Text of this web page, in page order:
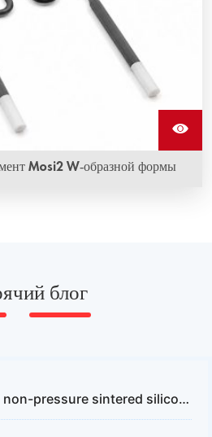
Mosi2 W-образной формы
при очень высоких
блог
silicon carbide and reactive sintered silicon carbide